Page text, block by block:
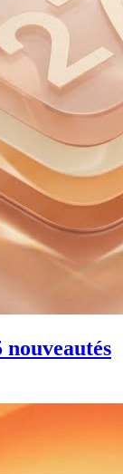
nouveautés